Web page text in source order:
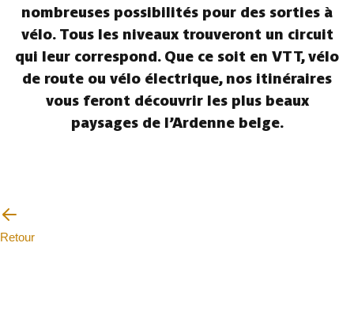
nombreuses possibilités pour des sorties à
vélo. Tous les niveaux trouveront un circuit
qui leur correspond. Que ce soit en VTT, vélo
de route ou vélo électrique, nos itinéraires
vous feront découvrir les plus beaux
paysages de l’Ardenne belge.
Retour